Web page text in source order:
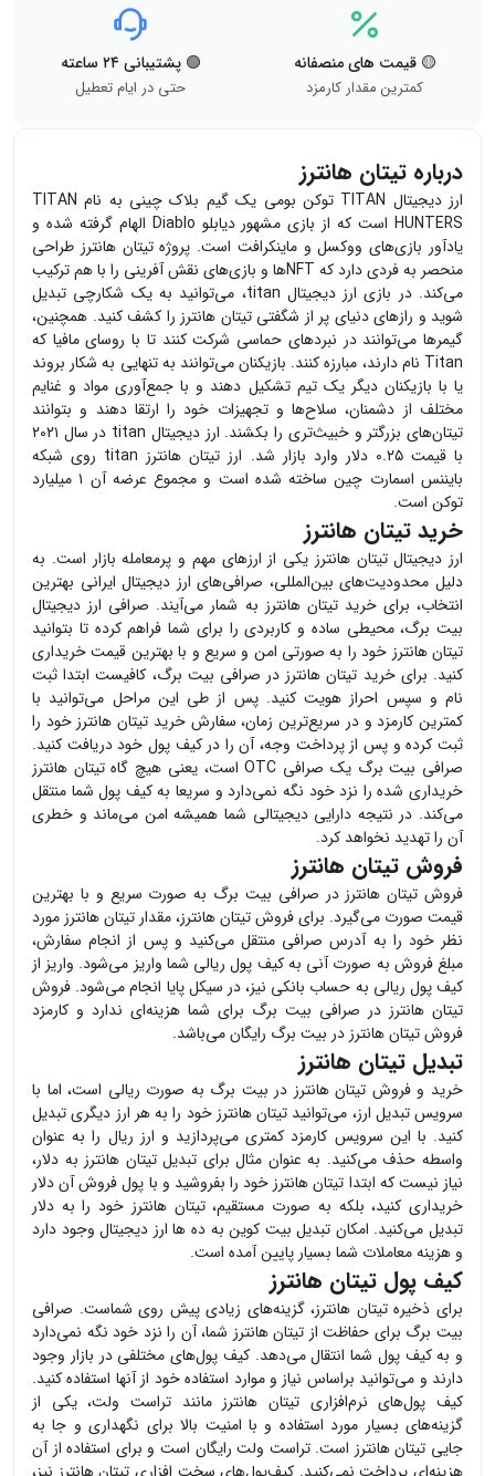
🟡 قیمت های منصفانه
کمترین مقدار کارمزد
🟢 پشتیبانی ۲۴ ساعته
حتی در ایام تعطیل
درباره تیتان هانترز
ارز دیجیتال TITAN توکن بومی یک گیم بلاک چینی به نام TITAN
HUNTERS است که از بازی مشهور دیابلو Diablo الهام گرفته شده و
یادآور بازی‌های ووکسل و ماینکرافت است. پروژه تیتان هانترز طراحی
منحصر به فردی دارد که NFTها و بازی‌های نقش آفرینی را با هم ترکیب
می‌کند. در بازی ارز دیجیتال titan، می‌توانید به یک شکارچی تبدیل
شوید و رازهای دنیای پر از شگفتی تیتان هانترز را کشف کنید. همچنین،
گیمرها می‌توانند در نبردهای حماسی شرکت کنند تا با روسای مافیا که
Titan نام دارند، مبارزه کنند. بازیکنان می‌توانند به تنهایی به شکار بروند
یا با بازیکنان دیگر یک تیم تشکیل دهند و با جمع‌آوری مواد و غنایم
مختلف از دشمنان، سلاح‌ها و تجهیزات خود را ارتقا دهند و بتوانند
تیتان‌های بزرگتر و خبیث‌تری را بکشند. ارز دیجیتال titan در سال ۲۰۲۱
با قیمت ۰.۲۵ دلار وارد بازار شد. ارز تیتان هانترز titan روی شبکه
بایننس اسمارت چین ساخته شده است و مجموع عرضه آن ۱ میلیارد
توکن است.
خرید تیتان هانترز
ارز دیجیتالتیتان هانترز یکی از ارزهای مهم و پرمعامله بازار است. به
دلیل محدودیت‌های بین‌المللی، صرافی‌های ارز دیجیتال ایرانی بهترین
انتخاب، برای خریدتیتان هانترز به شمار می‌آیند. صرافی ارز دیجیتال
بیت برگ، محیطی ساده و کاربردی را برای شما فراهم کرده تا بتوانید
تیتان هانترز خود را به صورتی امن و سریع و با بهترین قیمت خریداری
کنید. برای خرید تیتان هانترز در صرافی بیت برگ، کافیست ابتدا ثبت
نام و سپس احراز هویت کنید. پس از طی این مراحل می‌توانید با
کمترین کارمزد و در سریع‌ترین زمان، سفارش خرید تیتان هانترز خود را
ثبت کرده و پس از پرداخت وجه، آن را در کیف پول خود دریافت کنید.
صرافی بیت برگ یک صرافی OTC است، یعنی هیچ گاه
تیتان هانترز
خریداری شده را نزد خود نگه نمی‌دارد و سریعا به کیف پول شما منتقل
می‌کند. در نتیجه دارایی دیجیتالی شما همیشه امن می‌ماند و خطری
آن را تهدید نخواهد کرد.
فروش تیتان هانترز
فروش تیتان هانترز در صرافی بیت برگ به صورت سریع و با بهترین
قیمت صورت می‌گیرد. برای فروشتیتان هانترز، مقدار تیتان هانترز مورد
نظر خود را به آدرس صرافی منتقل می‌کنید و پس از انجام سفارش،
مبلغ فروش به صورت آنی به کیف پول ریالی شما واریز می‌شود. واریز از
کیف پول ریالی به حساب بانکی نیز، در سیکل پایا انجام می‌شود. فروش
تیتان هانترز در صرافی بیت برگ برای شما هزینه‌ای ندارد و کارمزد
فروشتیتان هانترز در بیت برگ رایگان می‌باشد.
تبدیل تیتان هانترز
خرید و فروش تیتان هانترز در بیت برگ به صورت ریالی است، اما با
سرویس تبدیل ارز، می‌توانید تیتان هانترز خود را به هر ارز دیگری تبدیل
کنید. با این سرویس کارمزد کمتری می‌پردازید و ارز ریال را به عنوان
واسطه حذف می‌کنید. به عنوان مثال برای تبدیلتیتان هانترز به دلار،
نیاز نیست که ابتدا تیتان هانترز خود را بفروشید و با پول فروش آن دلار
خریداری کنید، بلکه به صورت مستقیم،تیتان هانترز خود را به دلار
تبدیل می‌کنید. امکان تبدیل بیت کوین به ده ها ارز دیجیتال وجود دارد
و هزینه معاملات شما بسیار پایین آمده است.
کیف پول تیتان هانترز
برای ذخیرهتیتان هانترز، گزینه‌های زیادی پیش روی شماست. صرافی
بیت برگ برای حفاظت از تیتان هانترز شما، آن را نزد خود نگه نمی‌دارد
و به کیف پول شما انتقال می‌دهد. کیف پول‌های مختلفی در بازار وجود
دارند و می‌توانید براساس نیاز و موارد استفاده خود از آنها استفاده کنید.
کیف پول‌های نرم‌افزاری تیتان هانترز مانند تراست ولت، یکی از
گزینه‌های بسیار مورد استفاده و با امنیت بالا برای نگهداری و جا به
جایی تیتان هانترز است. تراست ولت رایگان است و برای استفاده از آن
هزینه‌ای پرداخت نمی‌کنید. کیف‌پول‌های سخت افزاری تیتان هانترز نیز،